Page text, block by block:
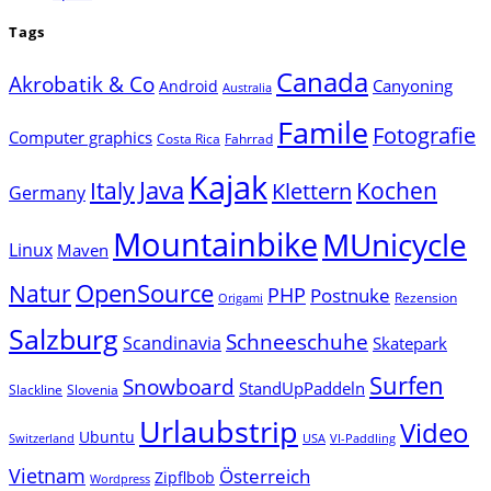
Tags
Akrobatik & Co Android Australia Canada Canyoning
Computer graphics Costa Rica Fahrrad Famile Fotografie
Germany Italy Java Kajak Klettern Kochen
Linux Maven MountainbikeMUnicycle
NaturOpenSource Origami PHP Postnuke Rezension
SalzburgScandinavia Schneeschuhe Skatepark
Slackline Slovenia Snowboard StandUpPaddeln Surfen
Switzerland Ubuntu Urlaubstrip USA VI-Paddling Video
Vietnam Wordpress Zipflbob Österreich